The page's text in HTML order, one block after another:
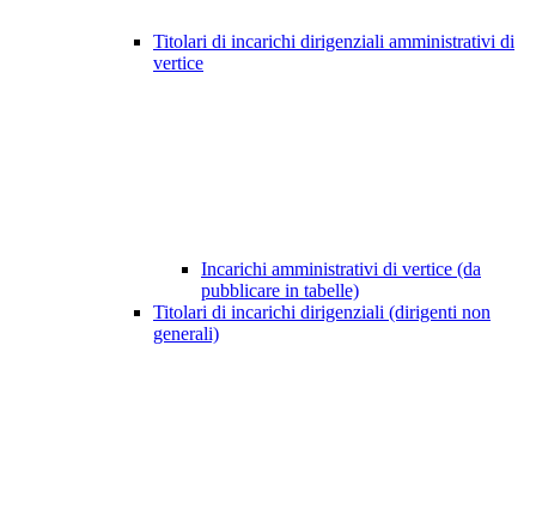
Titolari di incarichi dirigenziali amministrativi di
vertice
Incarichi amministrativi di vertice (da
pubblicare in tabelle)
Titolari di incarichi dirigenziali (dirigenti non
generali)